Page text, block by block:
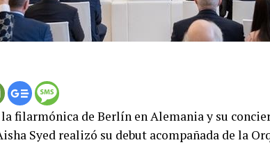
la filarmónica de Berlín en Alemania y su
Syed realizó su debut acompañada de la